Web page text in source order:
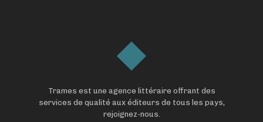
Trames est une agence littéraire offrant des
services de qualité aux éditeurs de tous les pays,
rejoignez-nous.